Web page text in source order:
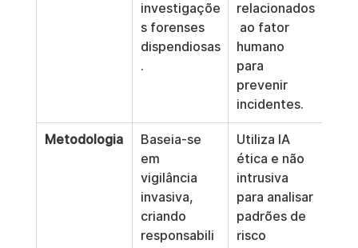
investigaçõe
s forenses
dispendiosas
.
relacionados
ao fator
humano
para
prevenir
incidentes.
Metodologia
Baseia-se
em
vigilância
invasiva,
criando
responsabili
Utiliza IA
ética e não
intrusiva
para analisar
padrões de
risco